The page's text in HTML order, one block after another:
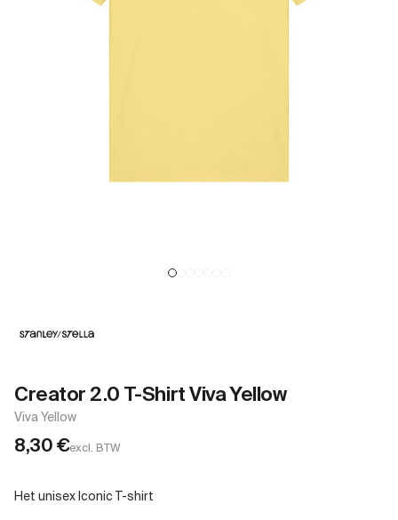
Creator 2.0 T-Shirt Viva Yellow
Viva Yellow
8,30€excl. BTW